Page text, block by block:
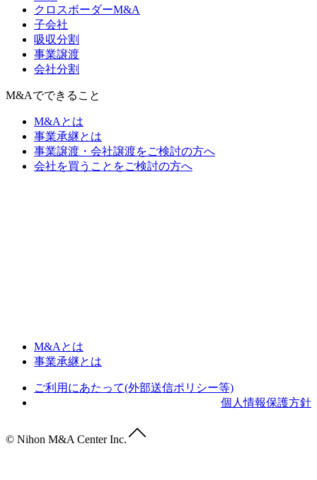
クロスボーダーM&A
子会社
吸収分割
事業譲渡
会社分割
M&Aでできること
M&Aとは
事業承継とは
事業譲渡・会社譲渡をご検討の方へ
会社を買うことをご検討の方へ
M&Aとは
事業承継とは
ご利用にあたって(外部送信ポリシー等)
個人情報保護方針
© Nihon M&A Center Inc.